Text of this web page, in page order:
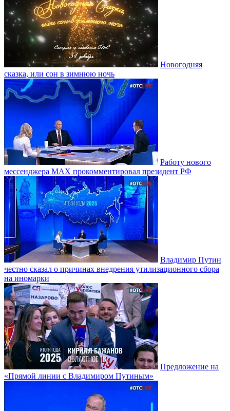
Новогодняя
сказка, или сон в зимнюю ночь
Работу нового
мессенджера MAX прокомментировал президент РФ
Владимир Путин
честно сказал о причинах внедрения утилизационного сбора
на иномарки
Предложение на
«Прямой линии с Владимиром Путиным»